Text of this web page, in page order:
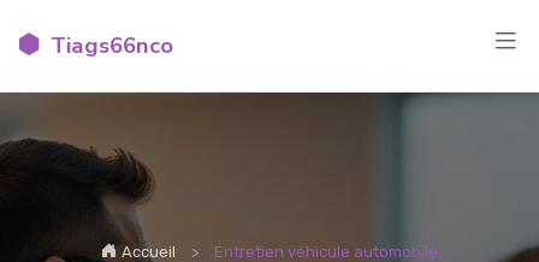
Tiags66nco
Accueil Entretien véhicule automobile